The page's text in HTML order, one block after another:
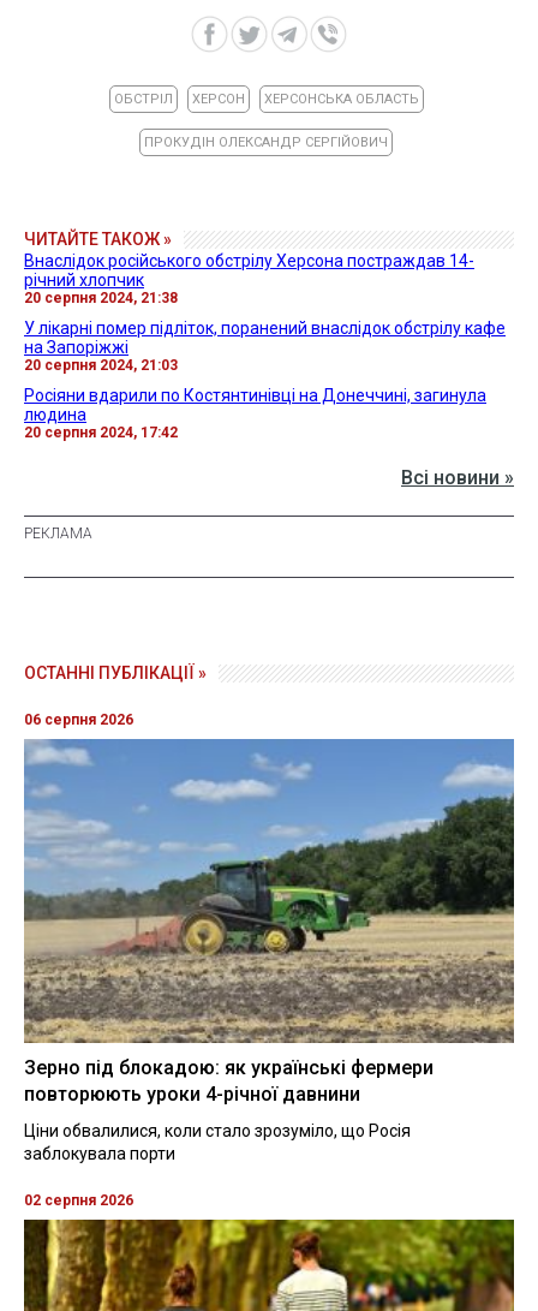
ОБСТРІЛ ХЕРСОН ХЕРСОНСЬКА ОБЛАСТЬ
ПРОКУДІН ОЛЕКСАНДР СЕРГІЙОВИЧ
ЧИТАЙТЕ ТАКОЖ »
Внаслідок російського обстрілу Херсона постраждав 14-
річний хлопчик
20 серпня 2024, 21:38
У лікарні помер підліток, поранений внаслідок обстрілу кафе
на Запоріжжі
20 серпня 2024, 21:03
Росіяни вдарили по Костянтинівці на Донеччині, загинула
людина
20 серпня 2024, 17:42
Всі новини »
ОСТАННІ ПУБЛІКАЦІЇ »
06 серпня 2026
Зерно під блокадою: як українські фермери
повторюють уроки 4-річної давнини
Ціни обвалилися, коли стало зрозуміло, що Росія
заблокувала порти
02 серпня 2026